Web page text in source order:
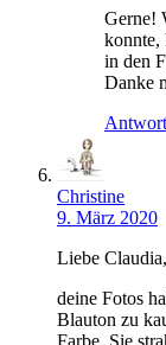
Gerne!
konnte,
in den
Danke
Christine
9. März 2020
Liebe Claudia,
deine Fotos
Blauton zu
Farbe. Sie